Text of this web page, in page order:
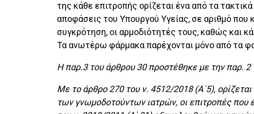
της κάθε επιτροπής ορίζεται ένα από τα
αποφάσεις του Υπουργού Υγείας, σε αριθμό που
συγκρότηση, οι αρμοδιότητές τους, καθώς και
Τα ανωτέρω φάρμακα παρέχονται μόνο από τα
Η παρ.3 του άρθρου 30 προστέθηκε με την παρ.
Με το άρθρο 270 του ν. 4512/2018 (Α΄5),
των γνωμοδοτούντων ιατρών, οι επιτροπές που